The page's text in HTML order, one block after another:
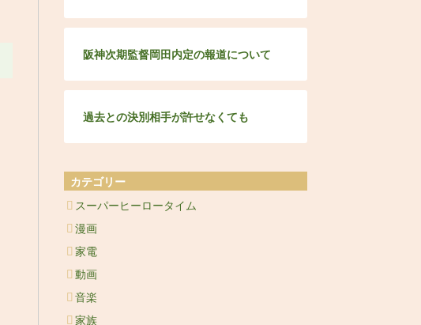
阪神次期監督岡田内定の報道について
過去との決別相手が許せなくても
カテゴリー
スーパーヒーロータイム
漫画
家電
動画
音楽
家族